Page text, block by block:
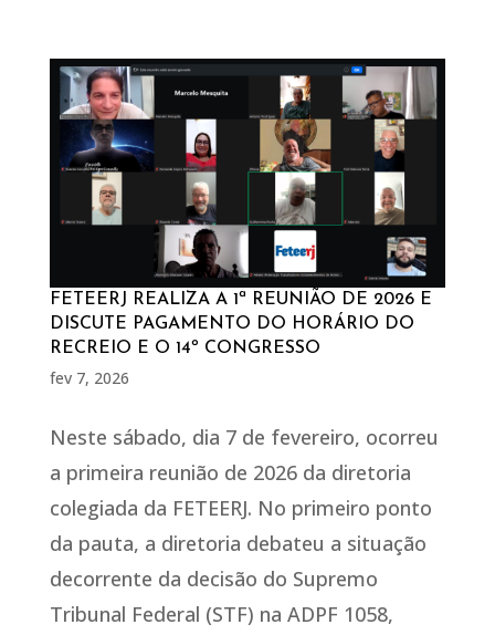
FETEERJ REALIZA A 1ª REUNIÃO DE 2026 E
DISCUTE PAGAMENTO DO HORÁRIO DO
RECREIO E O 14º CONGRESSO
fev 7, 2026
Neste sábado, dia 7 de fevereiro, ocorreu
a primeira reunião de 2026 da diretoria
colegiada da FETEERJ. No primeiro ponto
da pauta, a diretoria debateu a situação
decorrente da decisão do Supremo
Tribunal Federal (STF) na ADPF 1058,